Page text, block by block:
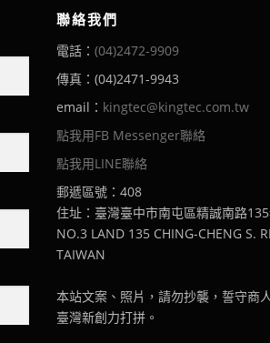
聯絡我們
電話： (04)2472-9909
傳真：(04)2471-9943
email： kingtec@kingtec.com.tw
點我用FB Messenger聯絡
點我用LINE聯絡
郵遞區號：408
住址：臺灣臺中市南屯區精誠南路
NO.3 LAND 135 CHING-CHENG S.
TAIWAN
本站文案、照片，請勿抄襲，誓守商
臺灣新創力打拼。